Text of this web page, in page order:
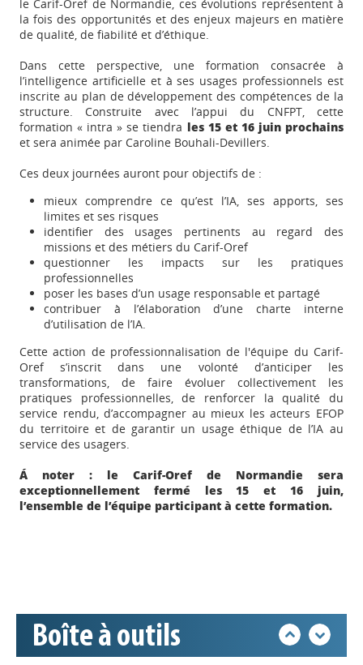
le Carif-Oref de Normandie, ces évolutions représentent à
la fois des opportunités et des enjeux majeurs en matière
de qualité, de fiabilité et d’éthique.
Dans cette perspective, une formation consacrée à
l’intelligence artificielle et à ses usages professionnels est
inscrite au plan de développement des compétences de la
structure. Construite avec l’appui du CNFPT, cette
formation « intra » se tiendra les 15 et 16 juin prochains
et sera animée par Caroline Bouhali-Devillers.
Ces deux journées auront pour objectifs de :
mieux comprendre ce qu’est l’IA, ses apports, ses
limites et ses risques
identifier des usages pertinents au regard des
missions et des métiers du Carif-Oref
questionner les impacts sur les pratiques
professionnelles
poser les bases d’un usage responsable et partagé
contribuer à l’élaboration d’une charte interne
d’utilisation de l’IA.
Cette action de professionnalisation de l'équipe du Carif-
Oref s’inscrit dans une volonté d’anticiper les
transformations, de faire évoluer collectivement les
pratiques professionnelles, de renforcer la qualité du
service rendu, d’accompagner au mieux les acteurs EFOP
du territoire et de garantir un usage éthique de l’IA au
service des usagers.
Á noter : le Carif-Oref de Normandie sera
exceptionnellement fermé les 15 et 16 juin,
l’ensemble de l’équipe participant à cette formation.
Boîte à outils
Appels à projets
Base documentaire